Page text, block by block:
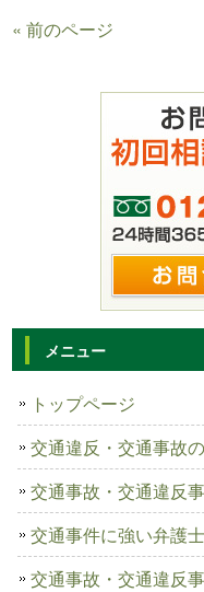
« 前のページ
メニュー
トップページ
交通違反・交通事故
交通事故・交通違反
交通事件に強い弁護士
交通事故・交通違反